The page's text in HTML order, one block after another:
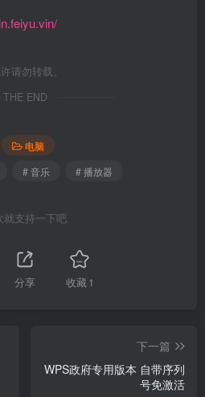
请勿转载。
THE END
电脑
# 音乐 # 播放器
就支持一下吧
分享 收藏1
下一篇
WPS政府专用版本 自带序列
号免激活